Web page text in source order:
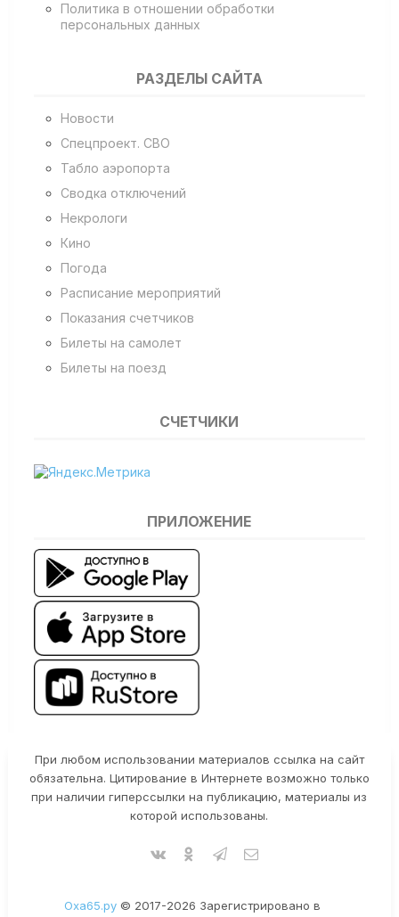
Политика в отношении обработки
персональных данных
РАЗДЕЛЫ САЙТА
Новости
Спецпроект. СВО
Табло аэропорта
Сводка отключений
Некрологи
Кино
Погода
Расписание мероприятий
Показания счетчиков
Билеты на самолет
Билеты на поезд
СЧЕТЧИКИ
ПРИЛОЖЕНИЕ
При любом использовании материалов ссылка на сайт
обязательна. Цитирование в Интернете возможно только
при наличии гиперссылки на публикацию, материалы из
которой использованы.
Оха65.ру© 2017-2026 Зарегистрировано в